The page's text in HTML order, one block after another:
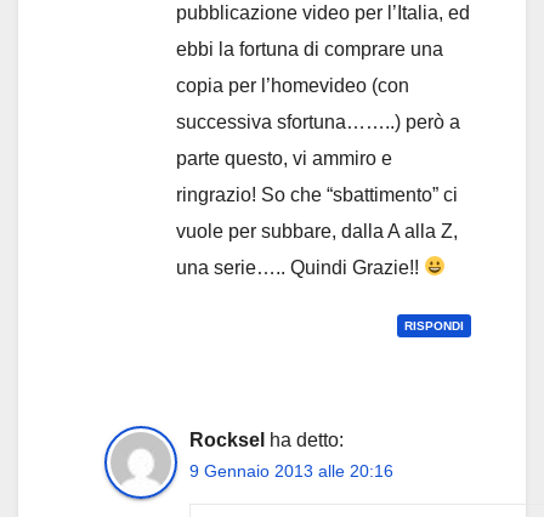
pubblicazione video per l’Italia, ed
ebbi la fortuna di comprare una
copia per l’homevideo (con
successiva sfortuna……..) però a
parte questo, vi ammiro e
ringrazio! So che “sbattimento” ci
vuole per subbare, dalla A alla Z,
una serie….. Quindi Grazie!!
RISPONDI
Rocksel ha detto:
9 Gennaio 2013 alle 20:16